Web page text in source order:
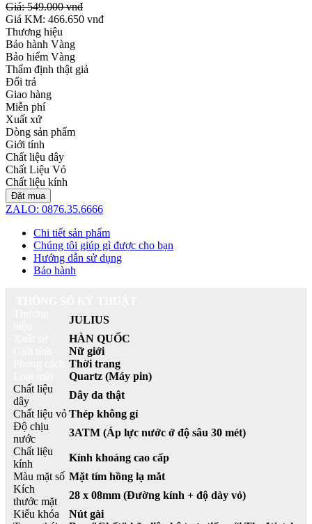
Giá:549.000 vnđ
Giá KM: 466.650 vnđ
Thương hiệu
Bảo hành Vàng
Bảo hiểm Vàng
Thẩm định thật giả
Đổi trả
Giao hàng
Miễn phí
Xuất xứ
Dòng sản phẩm
Giới tính
Chất liệu dây
Chất Liệu Vỏ
Chất liệu kính
Đặt mua
ZALO: 0876.35.6666
Chi tiết sản phẩm
Chúng tôi giúp gì được cho bạn
Hướng dẫn sử dụng
Bảo hành
JULIUS
HÀN QUỐC
Nữ giới
Thời trang
Quartz (Máy pin)
Chất liệu
dây
Dây da thật
Chất liệu vỏThép không gỉ
Độ chịu
nước
3ATM (Áp lực nước ở độ sâu 30 mét)
Chất liệu
kính
Kính khoáng cao cấp
Màu mặt số Mặt tím hồng lạ mắt
Kích
thước mặt
28 x 08mm (Đường kính + độ dày vỏ)
Kiểu khóa
Nút gài